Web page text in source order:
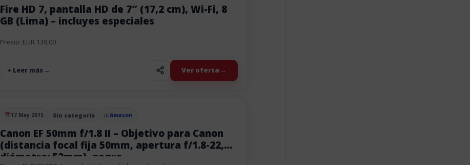
Fire HD 7, pantalla HD de 7″ (17,2 cm), Wi-Fi, 8
GB (Lima) – incluyes especiales
Precio: EUR 139,00
+ Leer más Ver oferta
Publicado el
17 May 2015 Sin categoría Amazon
Canon EF 50mm f/1.8 II – Objetivo para Canon
(distancia focal fija 50mm, apertura f/1.8-22,
diámetro: 52mm), negro